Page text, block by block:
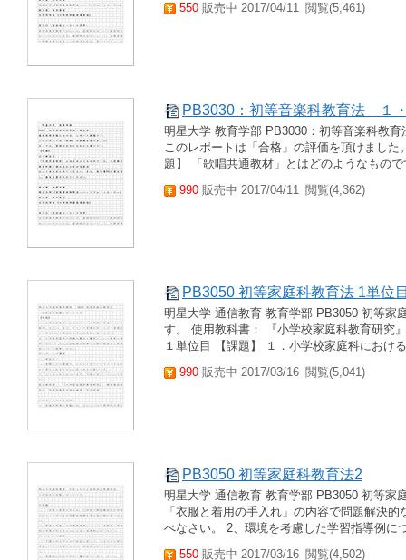
550 販売中 2017/04/11 閲覧(5,461)
PB3030：初等音楽科教育法 １
明星大学 教育学部 PB3030：初等音楽科教
このレポートは「合格」の評価を頂けまし
題】 「歌唱共通教材」とはどのようなもの
990 販売中 2017/04/11 閲覧(4,362)
PB3050 初等家庭科教育法 1単
明星大学 通信教育 教育学部 PB3050 初等家
す。 使用教科書： 『小学校家庭科教育研究
１単位目 【課題】 １．小学校家庭科におけ
990 販売中 2017/03/16 閲覧(5,041)
PB3050 初等家庭科教育法2
明星大学 通信教育 教育学部 PB3050 初等
「衣服と着用の手入れ」の内容で問題解決
べなさい。 2、環境を考慮した学習指導例に
550 販売中 2017/03/16 閲覧(4,502)